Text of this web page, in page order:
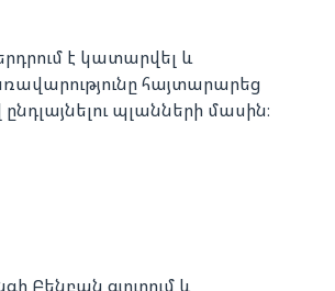
է կատարվել և
հայտարարեց
պլանների մասին։
Բենբան գյուղում և